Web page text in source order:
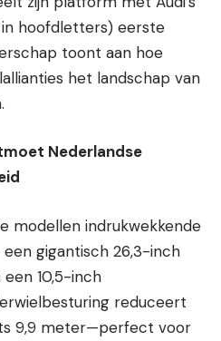
in hoofdletters) eerste
toont aan hoe
het landschap van
Nederlandse
modellen indrukwekkende
gigantisch 26,3-inch
10,5-inch
reduceert
9,9 meter—perfect voor